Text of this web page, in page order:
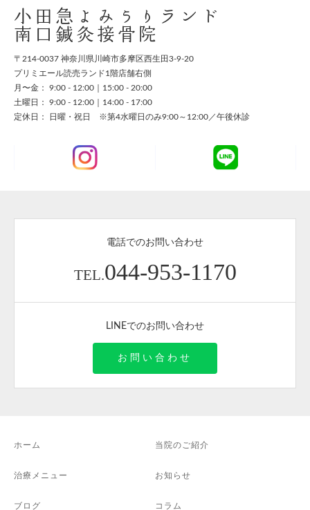
小田急よみうりランド
南口鍼灸接骨院
〒214-0037 神奈川県川崎市多摩区西生田3-9-20
プリミエール読売ランド1階店舗右側
月〜金： 9:00 - 12:00｜15:00 - 20:00
土曜日： 9:00 - 12:00｜14:00 - 17:00
定休日： 日曜・祝日 ※第4水曜日のみ9:00～12:00／午後休診
電話でのお問い合わせ
TEL.044-953-1170
LINEでのお問い合わせ
お問い合わせ
ホーム 当院のご紹介
治療メニュー お知らせ
ブログ コラム